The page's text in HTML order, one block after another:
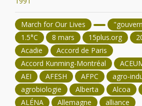
March for Our Lives
1.5°C
8 mars 15plus.org
Acadie
Accord de Paris
Accord Kunming-Montréal
AEI
AFESH AFPC
agro-
agrobiologie
Alberta Alcoa
ALÉNA
Allemagne
alliance